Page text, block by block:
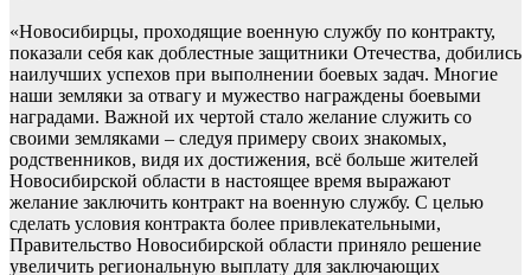
«Новосибирцы, проходящие военную службу по контракту,
показали себя как доблестные защитники Отечества, добились
наилучших успехов при выполнении боевых задач. Многие
наши земляки за отвагу и мужество награждены боевыми
наградами. Важной их чертой стало желание служить со
своими земляками – следуя примеру своих знакомых,
родственников, видя их достижения, всё больше жителей
Новосибирской области в настоящее время выражают
желание заключить контракт на военную службу. С целью
сделать условия контракта более привлекательными,
Правительство Новосибирской области приняло решение
увеличить региональную выплату для заключающих